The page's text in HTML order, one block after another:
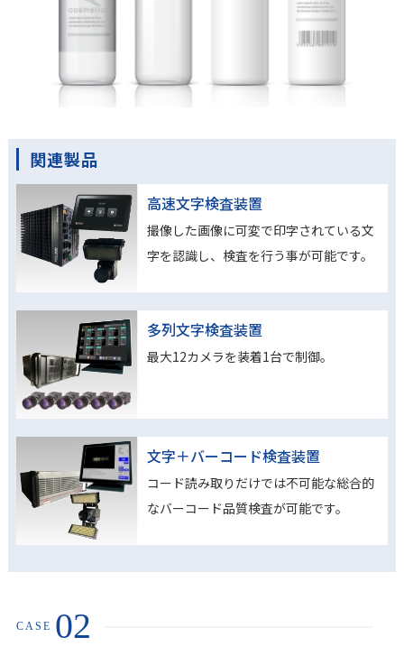
関連製品
高速文字検査装置
撮像した画像に可変で印字されている文
字を認識し、検査を行う事が可能です。
多列文字検査装置
最大12カメラを装着1台で制御。
文字＋バーコード検査装置
コード読み取りだけでは不可能な総合的
なバーコード品質検査が可能です。
CASE 02